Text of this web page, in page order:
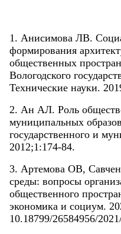
1. Анисимова ЛВ.
формирования
общественных
Вологодского
Технические науки.
2. Ан АЛ. Роль
муниципальных
государственного и
2012;1:174-84.
3. Артемова ОВ,
среды: вопросы
общественного
экономика и социум.
10.18799/26584956/